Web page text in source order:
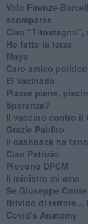
Volo Firenze-
scomparse
Ciao "Titostagno",
Ho fatto la terza
Maya
Caro amico
El Vacinado
Piazze piene,
Speranza?
​Il vaccino contro il
Grazie Pablito
Il cashback ha
Ciao Patrizio
Piovono DPCM
Il ministro mi ama
Se Giuseppe
Brivido di terrore...
Covid's Anatomy